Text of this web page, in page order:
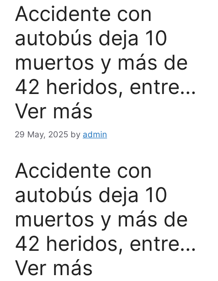
Accidente con
autobús deja 10
muertos y más de
42 heridos, entre…
Ver más
29 May, 2025 by admin
Accidente con
autobús deja 10
muertos y más de
42 heridos, entre…
Ver más